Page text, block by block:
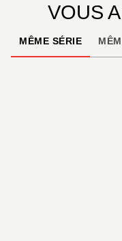
VOUS
MÊME SÉRIE